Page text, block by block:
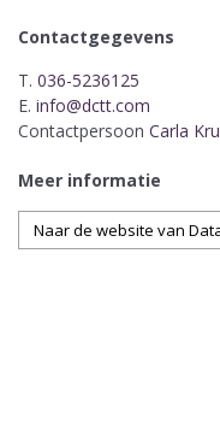
Contactgegevens
T. 036-5236125
E. info@dctt.com
Contactpersoon Carla
Meer informatie
Naar de website van